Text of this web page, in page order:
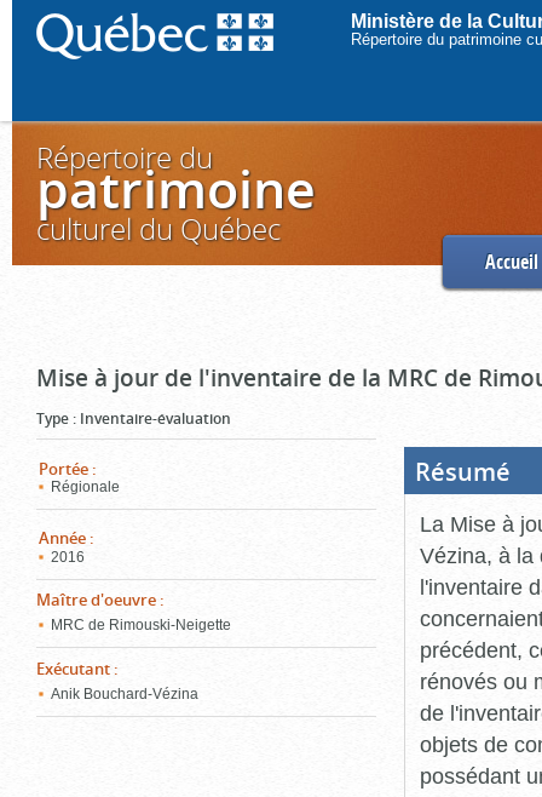
Ministère de la
Répertoire du patrimoine
Répertoire du
patrimoine
culturel du Québec
Accueil
Mise à jour de l'inventaire de la MRC de
Type : Inventaire-évaluation
Portée :
Régionale
Année :
2016
Maître d'oeuvre :
MRC de Rimouski-Neigette
Exécutant :
Anik Bouchard-Vézina
Résumé
La Mise à
Vézina, à la
l'inventaire
précédent,
rénovés ou
de
objets de
possédant